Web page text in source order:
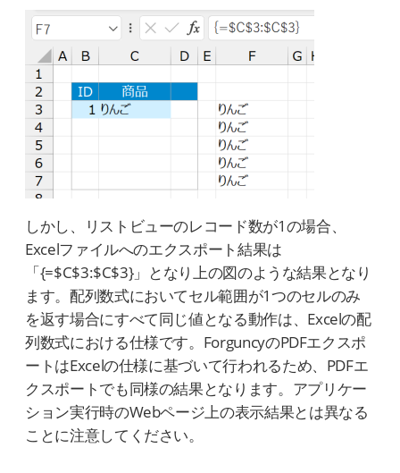
しかし、リストビューのレコード数が1の場合、
Excelファイルへのエクスポート結果は
「{=$C$3:$C$3}」となり上の図のような結果となり
ます。配列数式においてセル範囲が1つのセルのみ
を返す場合にすべて同じ値となる動作は、Excelの配
列数式における仕様です。ForguncyのPDFエクスポ
ートはExcelの仕様に基づいて行われるため、PDFエ
クスポートでも同様の結果となります。アプリケー
ション実行時のWebページ上の表示結果とは異なる
ことに注意してください。